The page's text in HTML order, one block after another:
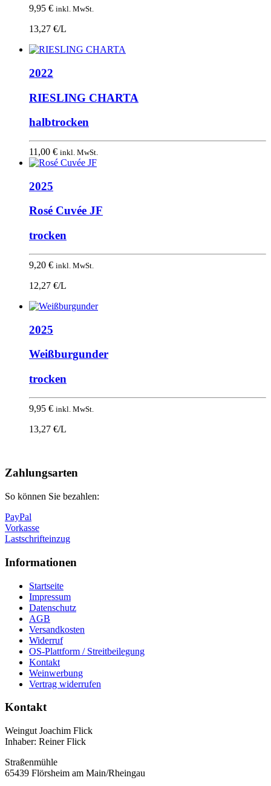
9,95 € inkl. MwSt.
13,27 €/L
2022
RIESLING CHARTA
halbtrocken
11,00 € inkl. MwSt.
2025
Rosé Cuvée JF
trocken
9,20 € inkl. MwSt.
12,27 €/L
2025
Weißburgunder
trocken
9,95 € inkl. MwSt.
13,27 €/L
oben
Zahlungsarten
So können Sie bezahlen:
PayPal
Vorkasse
Lastschrifteinzug
Informationen
Startseite
Impressum
Datenschutz
AGB
Versandkosten
Widerruf
OS-Plattform / Streitbeilegung
Kontakt
Weinwerbung
Vertrag widerrufen
Kontakt
Weingut Joachim Flick
Inhaber: Reiner Flick
Straßenmühle
65439 Flörsheim am Main/Rheingau